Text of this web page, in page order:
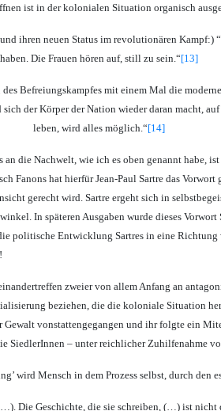
ist in der kolonialen Situation organisch
ihren neuen Status im revolutionären Kampf:)
haben. Die Frauen hören auf, still zu sein.“[13]
des Befreiungskampfes mit einem Mal die
der Körper der Nation wieder daran macht,
leben, wird alles möglich.“[14]
an die Nachwelt, wie ich es oben genannt habe,
Fanons hat hierfür Jean-Paul Sartre das
gerecht wird. Sartre ergeht sich in
In späteren Ausgaben wurde dieses
politische Entwicklung Sartres in eine
zweier von allem Anfang an
beziehen, die die koloniale Situation
vonstattengegangen und ihr folgte ein
SiedlerInnen – unter reichlicher Zuhilfenahme
wird Mensch in dem Prozess selbst, durch den
Die Geschichte, die sie schreiben, (…) ist nicht